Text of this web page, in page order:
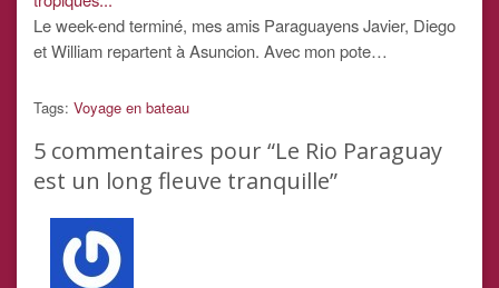
Le week-end terminé, mes amis Paraguayens Javier, Diego
et William repartent à Asuncion. Avec mon pote…
Tags: Voyage en bateau
5 commentaires pour “Le Rio Paraguay
est un long fleuve tranquille”